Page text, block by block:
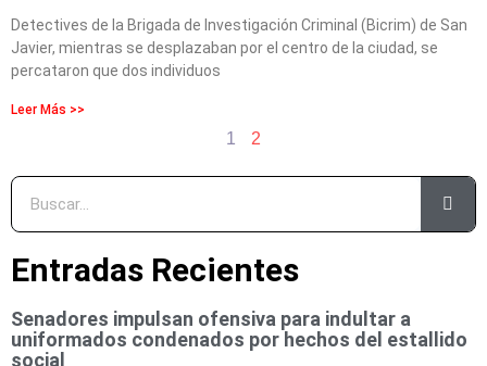
Detectives de la Brigada de Investigación Criminal (Bicrim) de San
Javier, mientras se desplazaban por el centro de la ciudad, se
percataron que dos individuos
Leer Más >>
1 2
Entradas Recientes
Senadores impulsan ofensiva para indultar a
uniformados condenados por hechos del estallido
social